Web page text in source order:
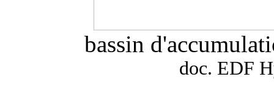
bassin
doc. EDF